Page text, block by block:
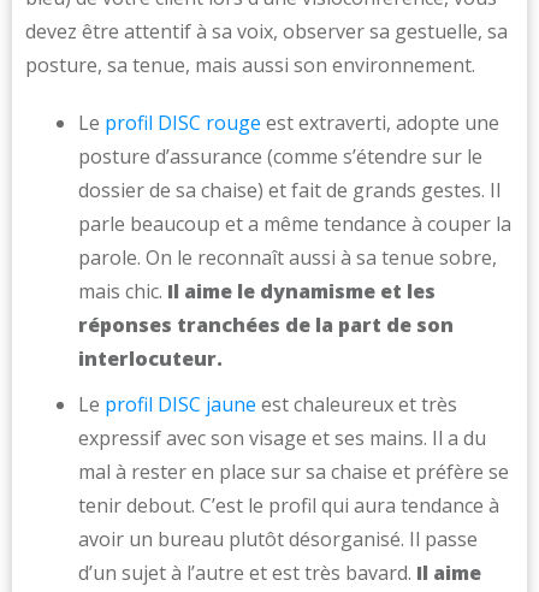
devez être attentif à sa voix, observer sa gestuelle, sa
posture, sa tenue, mais aussi son environnement.
Le profil DISC rouge est extraverti, adopte une
posture d’assurance (comme s’étendre sur le
dossier de sa chaise) et fait de grands gestes. Il
parle beaucoup et a même tendance à couper la
parole. On le reconnaît aussi à sa tenue sobre,
mais chic. Il aime le dynamisme et les
réponses tranchées de la part de son
interlocuteur.
Le profil DISC jaune est chaleureux et très
expressif avec son visage et ses mains. Il a du
mal à rester en place sur sa chaise et préfère se
tenir debout. C’est le profil qui aura tendance à
avoir un bureau plutôt désorganisé. Il passe
d’un sujet à l’autre et est très bavard. Il aime